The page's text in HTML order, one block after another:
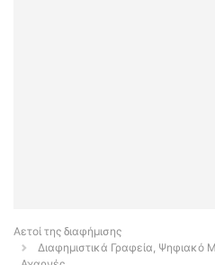
Αετοί της διαφήμισης
Διαφημιστικά Γραφεία, Ψηφιακό